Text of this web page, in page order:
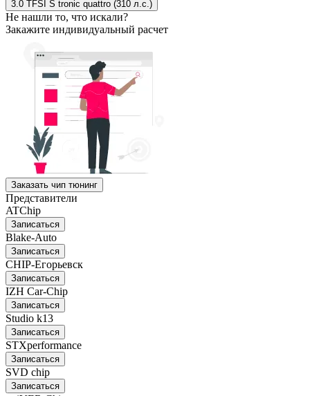
3.0 TFSI S tronic quattro (310 л.с.)
Не нашли то, что искали?
Закажите индивидуальный расчет
Заказать чип тюнинг
Представители
ATChip
Записаться
Blake-Auto
Записаться
CHIP-Егорьевск
Записаться
IZH Car-Chip
Записаться
Studio k13
Записаться
STXperformance
Записаться
SVD chip
Записаться